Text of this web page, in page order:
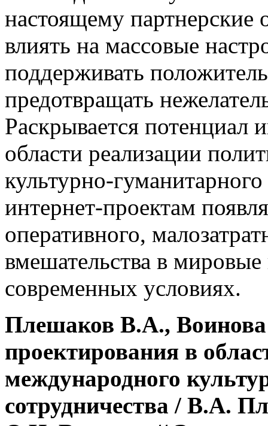
настоящему
влиять на массовые
поддерживать
предотвращать
Раскрывается потенциал
области реализации
культурно-
интернет-проектам
оперативного,
вмешательства в
современных условиях.
Плешаков В.А.,
проектирования в
международного
сотрудничества / В.А.